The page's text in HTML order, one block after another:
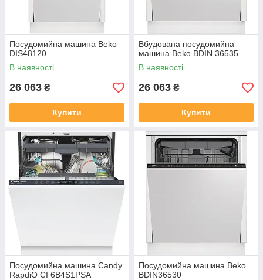
Посудомийна машина Beko
DIS48120
В наявності
26 063 ₴
Купити
Вбудована посудомийна
машина Beko BDIN 36535
В наявності
26 063 ₴
Купити
Посудомийна машина Candy
RapdiO CI 6B4S1PSA
Посудомийна машина Beko
BDIN36530